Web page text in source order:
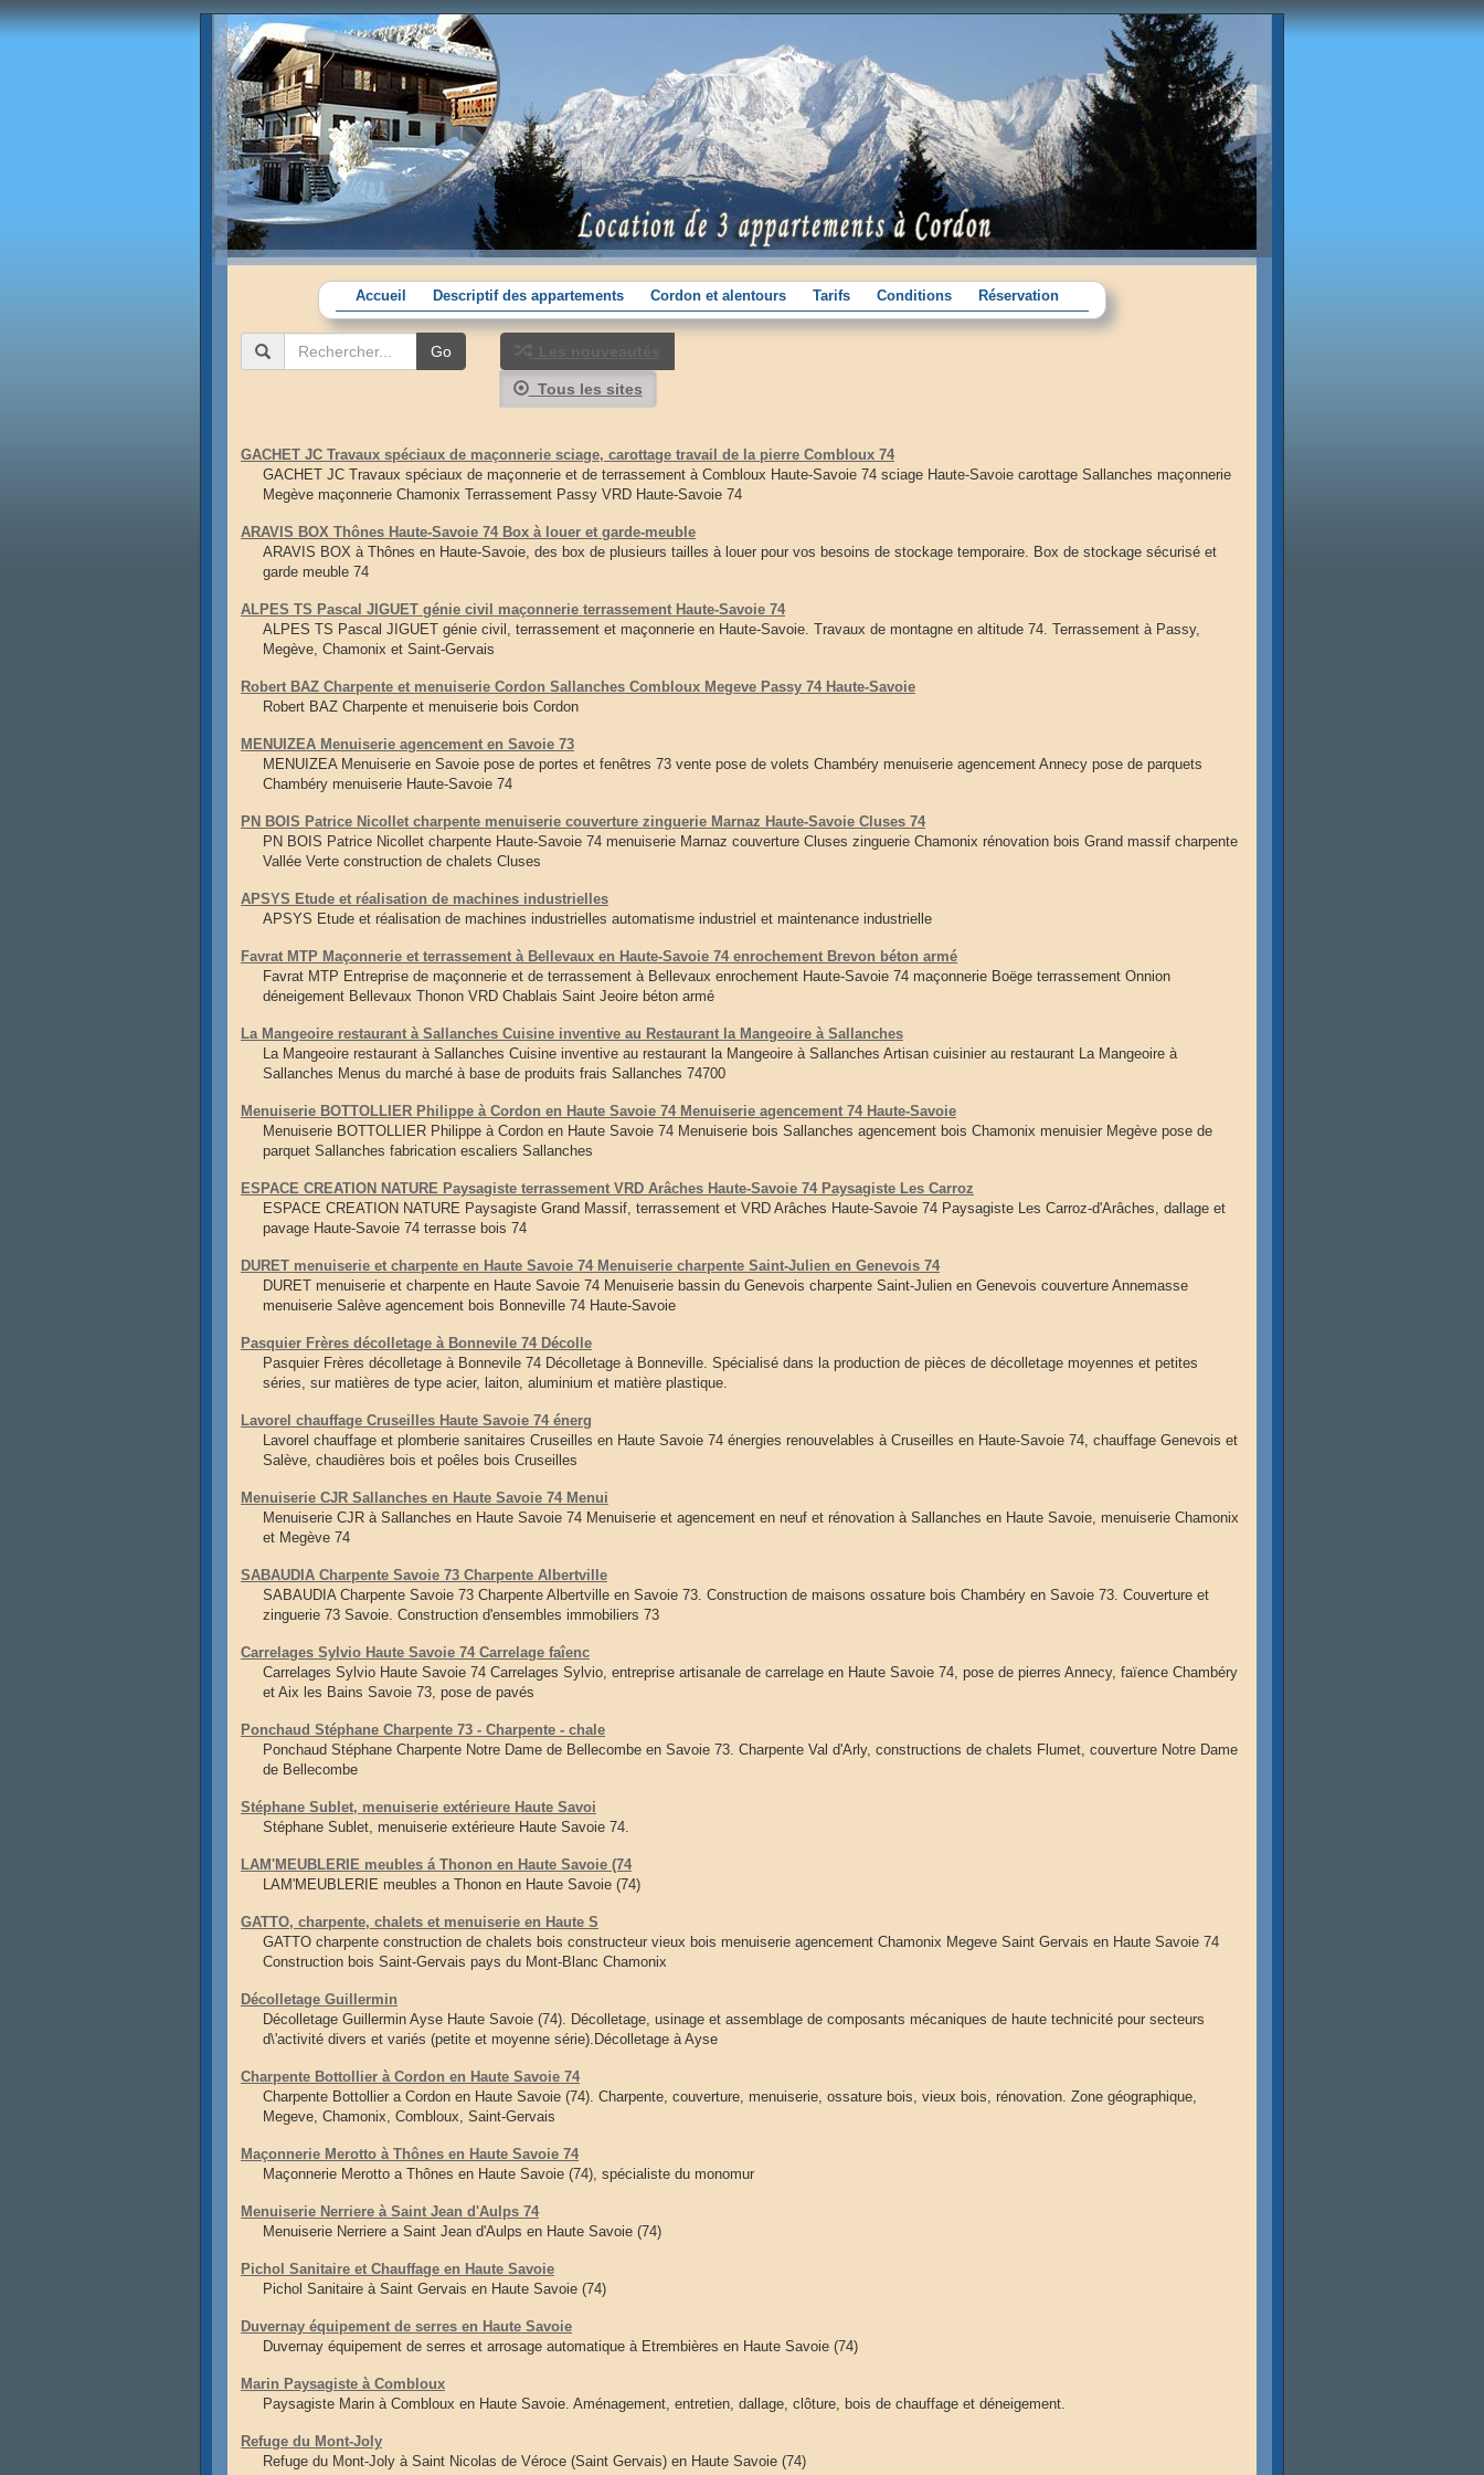
Accueil Descriptif des appartements Cordon et alentours Tarifs Conditions Réservation
Go
Tous les sites
GACHET JC Travaux spéciaux de maçonnerie sciage, carottage travail de la pierre Combloux 74
GACHET JC Travaux spéciaux de maçonnerie et de terrassement à Combloux Haute-Savoie 74 sciage Haute-Savoie carottage Sallanches maçonnerie
Megève maçonnerie Chamonix Terrassement Passy VRD Haute-Savoie 74
ARAVIS BOX Thônes Haute-Savoie 74 Box à louer et garde-meuble
ARAVIS BOX à Thônes en Haute-Savoie, des box de plusieurs tailles à louer pour vos besoins de stockage temporaire. Box de stockage sécurisé et
garde meuble 74
ALPES TS Pascal JIGUET génie civil maçonnerie terrassement Haute-Savoie 74
ALPES TS Pascal JIGUET génie civil, terrassement et maçonnerie en Haute-Savoie. Travaux de montagne en altitude 74. Terrassement à Passy,
Megève, Chamonix et Saint-Gervais
Robert BAZ Charpente et menuiserie Cordon Sallanches Combloux Megeve Passy 74 Haute-Savoie
Robert BAZ Charpente et menuiserie bois Cordon
MENUIZEA Menuiserie agencement en Savoie 73
MENUIZEA Menuiserie en Savoie pose de portes et fenêtres 73 vente pose de volets Chambéry menuiserie agencement Annecy pose de parquets
Chambéry menuiserie Haute-Savoie 74
PN BOIS Patrice Nicollet charpente menuiserie couverture zinguerie Marnaz Haute-Savoie Cluses 74
PN BOIS Patrice Nicollet charpente Haute-Savoie 74 menuiserie Marnaz couverture Cluses zinguerie Chamonix rénovation bois Grand massif charpente
Vallée Verte construction de chalets Cluses
APSYS Etude et réalisation de machines industrielles
APSYS Etude et réalisation de machines industrielles automatisme industriel et maintenance industrielle
Favrat MTP Maçonnerie et terrassement à Bellevaux en Haute-Savoie 74 enrochement Brevon béton armé
Favrat MTP Entreprise de maçonnerie et de terrassement à Bellevaux enrochement Haute-Savoie 74 maçonnerie Boëge terrassement Onnion
déneigement Bellevaux Thonon VRD Chablais Saint Jeoire béton armé
La Mangeoire restaurant à Sallanches Cuisine inventive au Restaurant la Mangeoire à Sallanches
La Mangeoire restaurant à Sallanches Cuisine inventive au restaurant la Mangeoire à Sallanches Artisan cuisinier au restaurant La Mangeoire à
Sallanches Menus du marché à base de produits frais Sallanches 74700
Menuiserie BOTTOLLIER Philippe à Cordon en Haute Savoie 74 Menuiserie agencement 74 Haute-Savoie
Menuiserie BOTTOLLIER Philippe à Cordon en Haute Savoie 74 Menuiserie bois Sallanches agencement bois Chamonix menuisier Megève pose de
parquet Sallanches fabrication escaliers Sallanches
ESPACE CREATION NATURE Paysagiste terrassement VRD Arâches Haute-Savoie 74 Paysagiste Les Carroz
ESPACE CREATION NATURE Paysagiste Grand Massif, terrassement et VRD Arâches Haute-Savoie 74 Paysagiste Les Carroz-d'Arâches, dallage et
pavage Haute-Savoie 74 terrasse bois 74
DURET menuiserie et charpente en Haute Savoie 74 Menuiserie charpente Saint-Julien en Genevois 74
DURET menuiserie et charpente en Haute Savoie 74 Menuiserie bassin du Genevois charpente Saint-Julien en Genevois couverture Annemasse
menuiserie Salève agencement bois Bonneville 74 Haute-Savoie
Pasquier Frères décolletage à Bonnevile 74 Décolle
Pasquier Frères décolletage à Bonnevile 74 Décolletage à Bonneville. Spécialisé dans la production de pièces de décolletage moyennes et petites
séries, sur matières de type acier, laiton, aluminium et matière plastique.
Lavorel chauffage Cruseilles Haute Savoie 74 énerg
Lavorel chauffage et plomberie sanitaires Cruseilles en Haute Savoie 74 énergies renouvelables à Cruseilles en Haute-Savoie 74, chauffage Genevois et
Salève, chaudières bois et poêles bois Cruseilles
Menuiserie CJR Sallanches en Haute Savoie 74 Menui
Menuiserie CJR à Sallanches en Haute Savoie 74 Menuiserie et agencement en neuf et rénovation à Sallanches en Haute Savoie, menuiserie Chamonix
et Megève 74
SABAUDIA Charpente Savoie 73 Charpente Albertville
SABAUDIA Charpente Savoie 73 Charpente Albertville en Savoie 73. Construction de maisons ossature bois Chambéry en Savoie 73. Couverture et
zinguerie 73 Savoie. Construction d'ensembles immobiliers 73
Carrelages Sylvio Haute Savoie 74 Carrelage faîenc
Carrelages Sylvio Haute Savoie 74 Carrelages Sylvio, entreprise artisanale de carrelage en Haute Savoie 74, pose de pierres Annecy, faïence Chambéry
et Aix les Bains Savoie 73, pose de pavés
Ponchaud Stéphane Charpente 73 - Charpente - chale
Ponchaud Stéphane Charpente Notre Dame de Bellecombe en Savoie 73. Charpente Val d'Arly, constructions de chalets Flumet, couverture Notre Dame
de Bellecombe
Stéphane Sublet, menuiserie extérieure Haute Savoi
Stéphane Sublet, menuiserie extérieure Haute Savoie 74.
LAM'MEUBLERIE meubles á Thonon en Haute Savoie (74
LAM'MEUBLERIE meubles a Thonon en Haute Savoie (74)
GATTO, charpente, chalets et menuiserie en Haute S
GATTO charpente construction de chalets bois constructeur vieux bois menuiserie agencement Chamonix Megeve Saint Gervais en Haute Savoie 74
Construction bois Saint-Gervais pays du Mont-Blanc Chamonix
Décolletage Guillermin
Décolletage Guillermin Ayse Haute Savoie (74). Décolletage, usinage et assemblage de composants mécaniques de haute technicité pour secteurs
d\'activité divers et variés (petite et moyenne série).Décolletage à Ayse
Charpente Bottollier à Cordon en Haute Savoie 74
Charpente Bottollier a Cordon en Haute Savoie (74). Charpente, couverture, menuiserie, ossature bois, vieux bois, rénovation. Zone géographique,
Megeve, Chamonix, Combloux, Saint-Gervais
Maçonnerie Merotto à Thônes en Haute Savoie 74
Maçonnerie Merotto a Thônes en Haute Savoie (74), spécialiste du monomur
Menuiserie Nerriere à Saint Jean d'Aulps 74
Menuiserie Nerriere a Saint Jean d'Aulps en Haute Savoie (74)
Pichol Sanitaire et Chauffage en Haute Savoie
Pichol Sanitaire à Saint Gervais en Haute Savoie (74)
Duvernay équipement de serres en Haute Savoie
Duvernay équipement de serres et arrosage automatique à Etrembières en Haute Savoie (74)
Marin Paysagiste à Combloux
Paysagiste Marin à Combloux en Haute Savoie. Aménagement, entretien, dallage, clôture, bois de chauffage et déneigement.
Refuge du Mont-Joly
Refuge du Mont-Joly à Saint Nicolas de Véroce (Saint Gervais) en Haute Savoie (74)